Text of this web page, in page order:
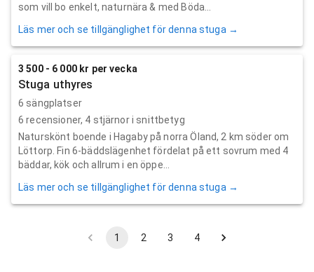
som vill bo enkelt, naturnära & med Böda...
Läs mer och se tillgänglighet för denna stuga →
3 500 - 6 000 kr per vecka
Stuga uthyres
6 sängplatser
6 recensioner, 4 stjärnor i snittbetyg
Naturskönt boende i Hagaby på norra Öland, 2 km söder om
Löttorp. Fin 6-bäddslägenhet fördelat på ett sovrum med 4
bäddar, kök och allrum i en öppe...
Läs mer och se tillgänglighet för denna stuga →
1 2 3 4